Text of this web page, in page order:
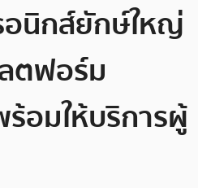
นิกส์ยักษ์ใหญ่
ตฟอร์ม
อมให้บริการผู้